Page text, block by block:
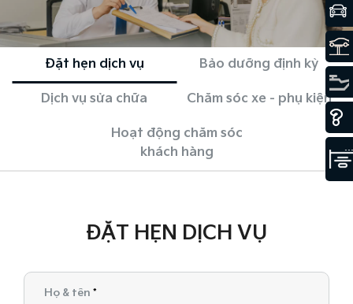
Đặt hẹn dịch vụ Bảo dưỡng định kỳ
Dịch vụ sửa chữa Chăm sóc xe - phụ kiện
Hoạt động chăm sóc
khách hàng
ĐẶT HẸN DỊCH VỤ
Họ & tên *